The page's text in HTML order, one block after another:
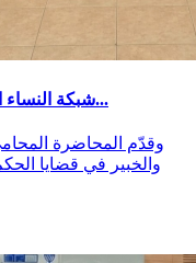
شبكة النساء الرياديات بالمثلث الجنوبي تبحث التحديات...
وقدّم المحاضرة
والخبير في قضايا